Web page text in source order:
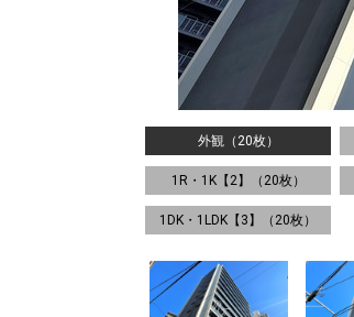
外観（20枚）
1R・1K【2】（20枚）
1DK・1LDK【3】（20枚）